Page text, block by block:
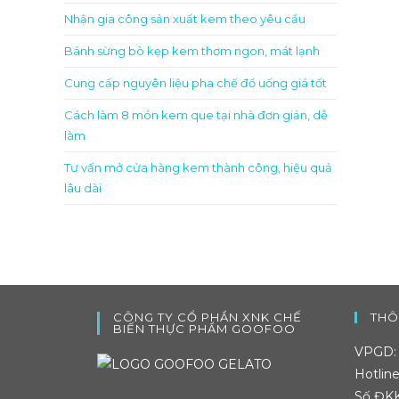
Nhận gia công sản xuất kem theo yêu cầu
Bánh sừng bò kẹp kem thơm ngon, mát lạnh
Cung cấp nguyên liệu pha chế đồ uống giá tốt
Cách làm 8 món kem que tại nhà đơn giản, dễ
làm
Tư vấn mở cửa hàng kem thành công, hiệu quả
lâu dài
CÔNG TY CỔ PHẦN XNK CHẾ
BIẾN THỰC PHẨM GOOFOO